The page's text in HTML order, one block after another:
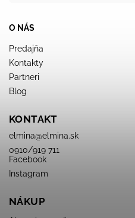
O NÁS
Predajňa
Kontakty
Partneri
Blog
KONTAKT
elmina@elmina.sk
0910/919 711
Facebook
Instagram
NÁKUP